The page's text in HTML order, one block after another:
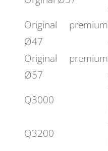
Original premium
Ø47
Original premium
Ø57
Q3000
Q3200